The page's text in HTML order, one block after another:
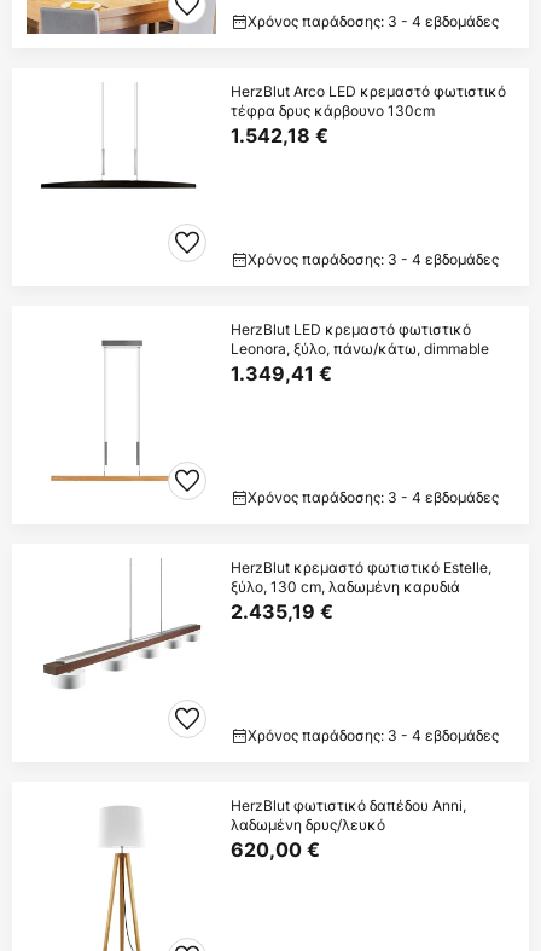
Χρόνος παράδοσης: 3 - 4 εβδομάδες
HerzBlut Arco LED κρεμαστό φωτιστικό
τέφρα δρυς κάρβουνο 130cm
1.542,18 €
Χρόνος παράδοσης: 3 - 4 εβδομάδες
HerzBlut LED κρεμαστό φωτιστικό
Leonora, ξύλο, πάνω/κάτω, dimmable
1.349,41 €
Χρόνος παράδοσης: 3 - 4 εβδομάδες
HerzBlut κρεμαστό φωτιστικό Estelle,
ξύλο, 130 cm, λαδωμένη καρυδιά
2.435,19 €
Χρόνος παράδοσης: 3 - 4 εβδομάδες
HerzBlut φωτιστικό δαπέδου Anni,
λαδωμένη δρυς/λευκό
620,00 €